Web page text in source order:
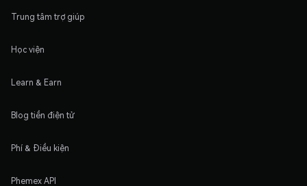
Trung tâm trợ giúp
Học viện
Learn & Earn
Blog tiền điện tử
Phí & Điều kiện
Phemex API